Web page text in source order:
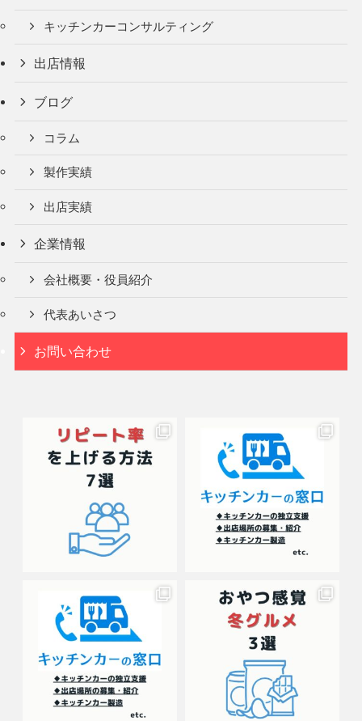
キッチンカーコンサルティング
出店情報
ブログ
コラム
製作実績
出店実績
企業情報
会社概要・役員紹介
代表あいさつ
お問い合わせ